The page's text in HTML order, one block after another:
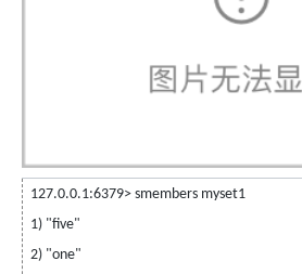
127.0.0.1:6379> smembers myset1
1) "five"
2) "one"